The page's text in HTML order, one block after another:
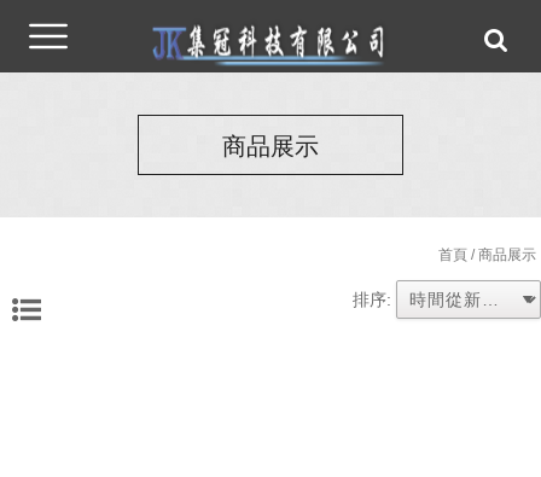
商品展示
首頁/ 商品展示
排序: